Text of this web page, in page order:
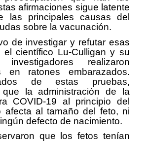
afirmaciones sigue latente
principales causas del
sobre la vacunación.
de investigar y refutar esas
el científico Lu-Culligan y su
realizaron
en ratones embarazados.
de estas pruebas,
que la administración de la
COVID-19 al principio del
afecta al tamaño del feto, ni
defecto de nacimiento.
que los fetos tenían